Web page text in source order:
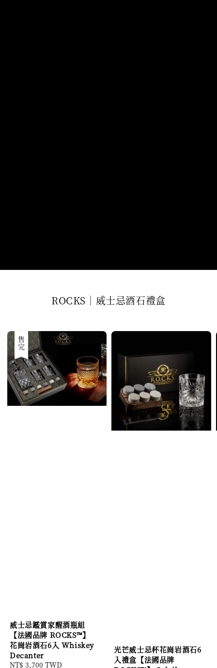
ROCKS｜威士忌酒石禮盒
售完
威士忌鑑賞家醒酒瓶組
【法國品牌 ROCKS™】
花崗岩酒石6入 Whiskey
Decanter
Sale
NT$ 3,700 TWD
光芒威士忌杯花崗岩酒石6
入禮盒【法國品牌